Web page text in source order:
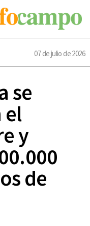
07 de julio de 2026
se
el
y
de